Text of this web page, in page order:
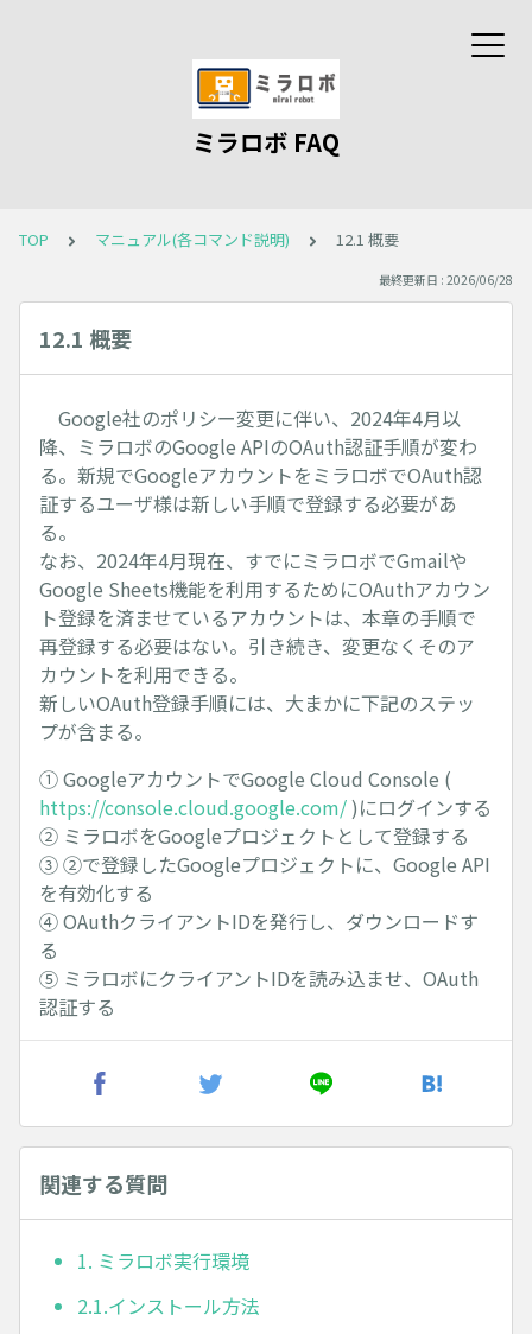
ミラロボ FAQ
TOP マニュアル(各コマンド説明) 12.1 概要
最終更新日 : 2026/06/28
12.1 概要
Google社のポリシー変更に伴い、2024年4月以
降、ミラロボのGoogle APIのOAuth認証手順が変わ
る。新規でGoogleアカウントをミラロボでOAuth認
証するユーザ様は新しい手順で登録する必要があ
る。
なお、2024年4月現在、すでにミラロボでGmailや
Google Sheets機能を利用するためにOAuthアカウン
ト登録を済ませているアカウントは、本章の手順で
再登録する必要はない。引き続き、変更なくそのア
カウントを利用できる。
新しいOAuth登録手順には、大まかに下記のステッ
プが含まる。
① GoogleアカウントでGoogle Cloud Console (
https://console.cloud.google.com/)にログインする
② ミラロボをGoogleプロジェクトとして登録する
③ ②で登録したGoogleプロジェクトに、Google API
を有効化する
④ OAuthクライアントIDを発行し、ダウンロードす
る
⑤ ミラロボにクライアントIDを読み込ませ、OAuth
認証する
関連する質問
1. ミラロボ実行環境
2.1.インストール方法